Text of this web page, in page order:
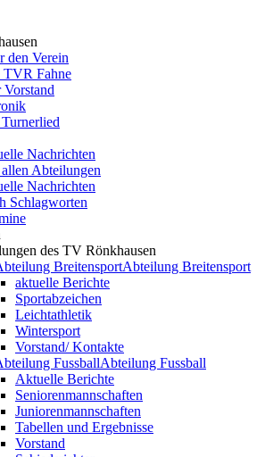
den Verein
TVR Fahne
Vorstand
Turnerlied
Nachrichten
allen Abteilungen
Nachrichten
Schlagworten
des TV Rönkhausen
Abteilung Breitensport
aktuelle Berichte
Sportabzeichen
Leichtathletik
Wintersport
Vorstand/ Kontakte
Abteilung Fussball
Aktuelle Berichte
Seniorenmannschaften
Juniorenmannschaften
Tabellen und Ergebnisse
Vorstand